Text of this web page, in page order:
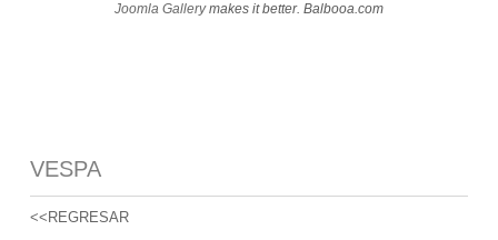
Joomla Gallerymakes it better. Balbooa.com
VESPA
<<REGRESAR